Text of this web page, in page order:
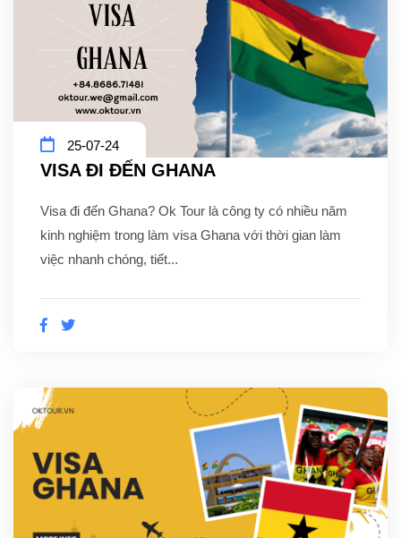
25-07-24
VISA ĐI ĐẾN GHANA
Visa đi đến Ghana? Ok Tour là công ty có nhiều năm
kinh nghiệm trong làm visa Ghana với thời gian làm
việc nhanh chóng, tiết...